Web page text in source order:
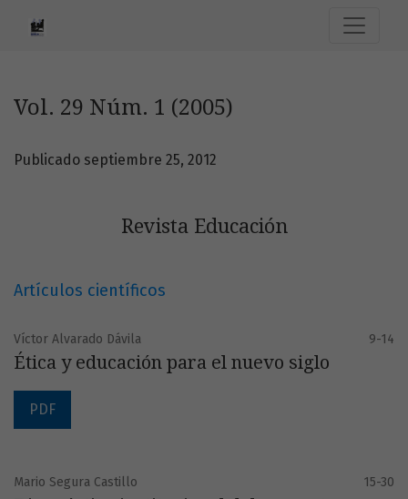
Vol. 29 Núm. 1 (2005)
Publicado septiembre 25, 2012
Revista Educación
Artículos científicos
Víctor Alvarado Dávila 9-14
Ética y educación para el nuevo siglo
PDF
Mario Segura Castillo 15-30